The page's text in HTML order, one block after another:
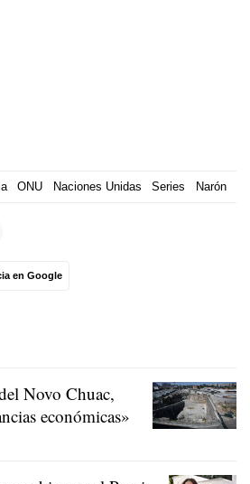
ONU Naciones Unidas Series Narón
en Google
Novo Chuac,
económicas»